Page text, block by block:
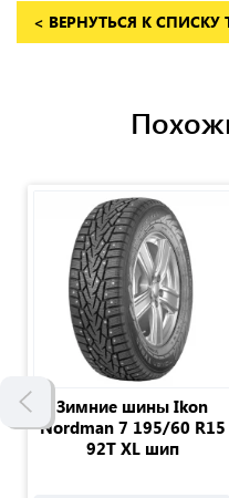
< ВЕРНУТЬСЯ К СПИСКУ
Зимние шины Ikon
Nordman 7 195/60 R15
92T XL шип